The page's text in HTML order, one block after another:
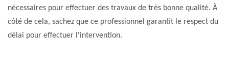
nécessaires pour effectuer des travaux de très bonne qualité. À
côté de cela, sachez que ce professionnel garantit le respect du
délai pour effectuer l'intervention.